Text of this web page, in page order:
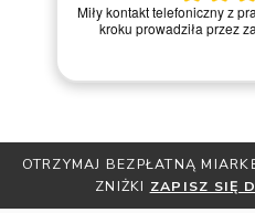
Miły kontakt telefoniczny z
kroku prowadziła przez
OTRZYMAJ BEZPŁATNĄ
ZNIŻKI ZAPISZ SIĘ